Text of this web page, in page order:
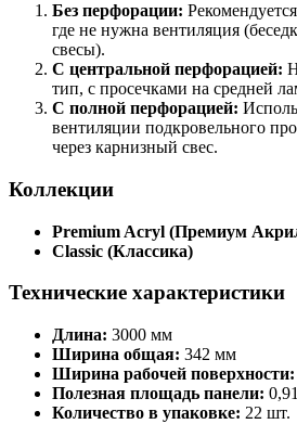
Без перфорации:
где не нужна вентиляция
свесы).
С центральной перфорацией:
тип, с просечками на средней
С полной перфорацией:
вентиляции подкровельного
через карнизный свес.
Коллекции
Premium Acryl (Премиум
Classic (Классика)
Технические характеристики
Длина: 3000 мм
Ширина общая: 342 мм
Ширина рабочей поверхности:
Полезная площадь панели:
Количество в упаковке: 22 шт.